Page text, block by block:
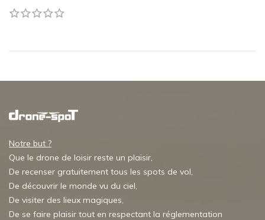
Notre but ?
Que le drone de loisir reste un plaisir,
De recenser gratuitement tous les spots de vol,
De découvrir le monde vu du ciel,
De visiter des lieux magiques,
De se faire plaisir tout en respectant la réglementation